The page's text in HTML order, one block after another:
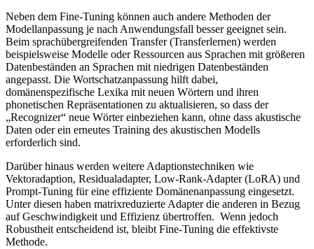
Neben dem Fine-Tuning können auch andere Methoden der
Modellanpassung je nach Anwendungsfall besser geeignet sein.
Beim sprachübergreifenden Transfer (Transferlernen) werden
beispielsweise Modelle oder Ressourcen aus Sprachen mit größeren
Datenbeständen an Sprachen mit niedrigen Datenbeständen
angepasst. Die Wortschatzanpassung hilft dabei,
domänenspezifische Lexika mit neuen Wörtern und ihren
phonetischen Repräsentationen zu aktualisieren, so dass der
„Recognizer“ neue Wörter einbeziehen kann, ohne dass akustische
Daten oder ein erneutes Training des akustischen Modells
erforderlich sind.
Darüber hinaus werden weitere Adaptionstechniken wie
Vektoradaption, Residualadapter, Low-Rank-Adapter (LoRA) und
Prompt-Tuning für eine effiziente Domänenanpassung eingesetzt.
Unter diesen haben matrixreduzierte Adapter die anderen in Bezug
auf Geschwindigkeit und Effizienz übertroffen. Wenn jedoch
Robustheit entscheidend ist, bleibt Fine-Tuning die effektivste
Methode.